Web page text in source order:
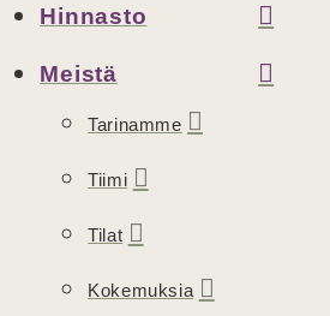
Hinnasto
Meistä
Tarinamme
Tiimi
Tilat
Kokemuksia